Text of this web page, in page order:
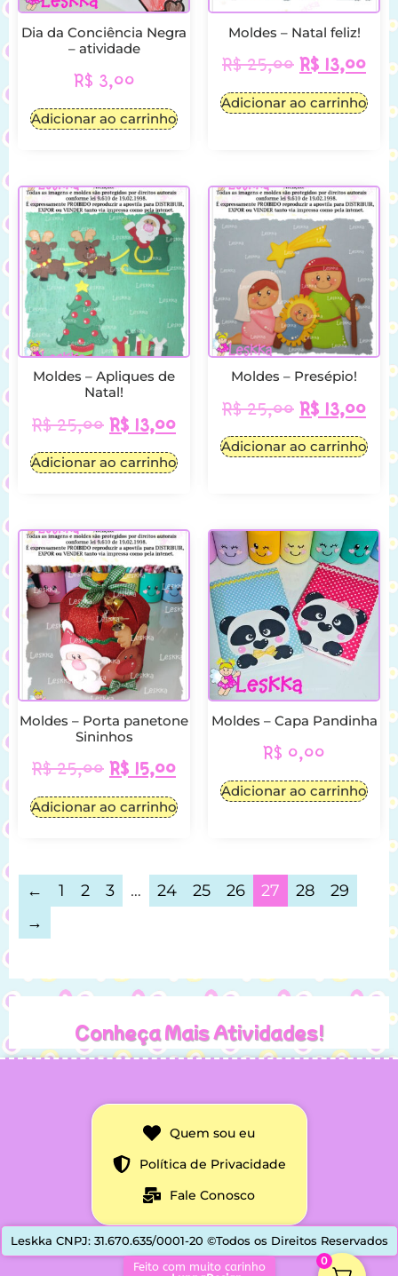
Dia da Conciência Negra
– atividade
R$ 3,00
Adicionar ao carrinho
Moldes – Natal feliz!
R$25,00 R$ 13,00
Adicionar ao carrinho
Moldes – Apliques de
Natal!
R$25,00 R$ 13,00
Adicionar ao carrinho
Moldes – Presépio!
R$25,00 R$ 13,00
Adicionar ao carrinho
Moldes – Porta panetone
Sininhos
R$25,00 R$ 15,00
Adicionar ao carrinho
Moldes – Capa Pandinha
R$ 0,00
Adicionar ao carrinho
← 1 2 3 … 24 25 26 27 28
29
→
Conheça Mais Atividades!
Quem sou eu
Política de Privacidade
Fale Conosco
Leskka CNPJ: 31.670.635/0001-20 ©Todos os Direitos Reservados
Feito com muito carinho
0